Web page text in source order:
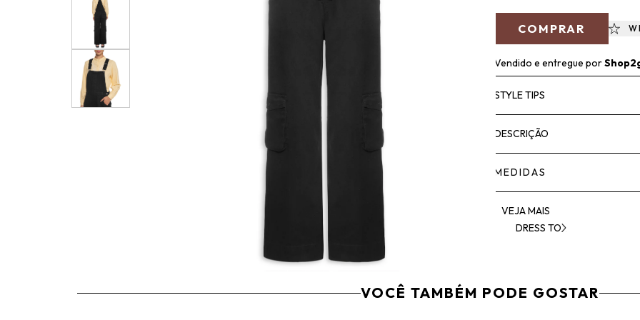
COMPRAR
Vendido e entregue por
STYLE TIPS
DESCRIÇÃO
MEDIDAS
VEJA MAIS
DRESS TO
VOCÊ TAMBÉM PODE GOSTAR